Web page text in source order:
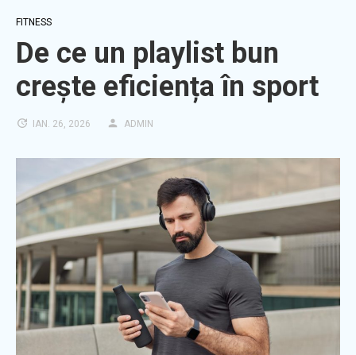
FITNESS
De ce un playlist bun
crește eficiența în sport
IAN. 26, 2026 ADMIN